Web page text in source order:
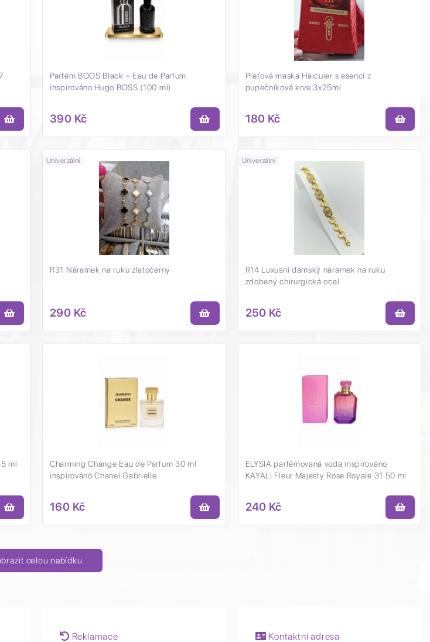
Parfém BOOS Black – Eau de Parfum
inspirováno Hugo BOSS (100 ml)
390 Kč
Pleťová maska Haicuier s esencí z
pupečníkové krve 3x25ml
180 Kč
Univerzální
R31 Náramek na ruku zlatočerný
290 Kč
Univerzální
R14 Luxusní dámský náramek na ruku
zdobený chirurgická ocel
250 Kč
ml
Charming Change Eau de Parfum 30 ml
inspirováno Chanel Gabrielle
160 Kč
ELYSIA parfémovaná voda inspirováno
KAYALI Fleur Majesty Rose Royale 31 50 ml
240 Kč
celou nabídku
Reklamace Kontaktní adresa